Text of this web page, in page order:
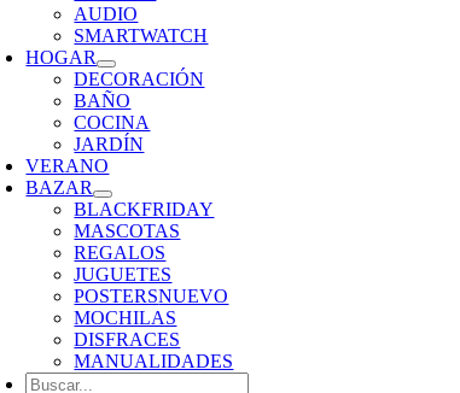
AUDIO
SMARTWATCH
HOGAR
DECORACIÓN
BAÑO
COCINA
JARDÍN
VERANO
BAZAR
BLACKFRIDAY
MASCOTAS
REGALOS
JUGUETES
POSTERSNUEVO
MOCHILAS
DISFRACES
MANUALIDADES
Buscar: